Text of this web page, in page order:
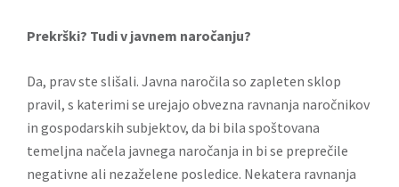
Prekrški? Tudi v javnem naročanju?
Da, prav ste slišali. Javna naročila so zapleten sklop
pravil, s katerimi se urejajo obvezna ravnanja naročnikov
in gospodarskih subjektov, da bi bila spoštovana
temeljna načela javnega naročanja in bi se preprečile
negativne ali nezaželene posledice. Nekatera ravnanja